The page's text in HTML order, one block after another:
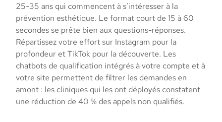
25-35 ans qui commencent à s’intéresser à la
prévention esthétique. Le format court de 15 à 60
secondes se prête bien aux questions-réponses.
Répartissez votre effort sur Instagram pour la
profondeur et TikTok pour la découverte. Les
chatbots de qualification intégrés à votre compte et à
votre site permettent de filtrer les demandes en
amont : les cliniques qui les ont déployés constatent
une réduction de 40 % des appels non qualifiés.